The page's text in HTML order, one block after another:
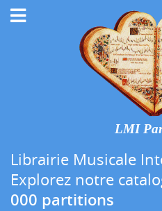
LMI
Librairie Musicale
Explorez notre
000 partitions